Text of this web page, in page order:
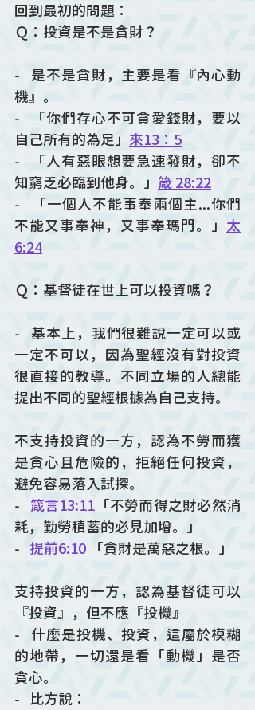
回到最初的問題：
Ｑ：投資是不是貪財？
-   是不是貪財，主要是看『內心動
機』。
-   「你們存心不可貪愛錢財，要以
自己所有的為足」 來13：5
-   「人有惡眼想要急速發財，卻不
知窮乏必臨到他身。」 箴 28:22
-   「一個人不能事奉兩個主...你們
不能又事奉神，又事奉瑪門。」 太
6:24
Ｑ：基督徒在世上可以投資嗎？
-   基本上，我們很難說一定可以或
一定不可以，因為聖經沒有對投資
很直接的教導。不同立場的人總能
提出不同的聖經根據為自己支持。
不支持投資的一方，認為不勞而獲
是貪心且危險的，拒絕任何投資，
避免容易落入試探。
- 箴言13:11 「不勞而得之財必然消
耗，勤勞積蓄的必見加增。」
- 提前6:10 「貪財是萬惡之根。」
支持投資的一方，認為基督徒可以
『投資』，但不應『投機』
-   什麼是投機、投資，這屬於模糊
的地帶，一切還是看「動機」是否
貪心。
-   比方說：